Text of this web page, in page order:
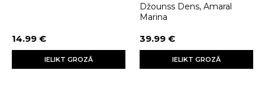
14.99 €
IELIKT GROZĀ
Džounss Dens, Amaral
Marina
39.99 €
IELIKT GROZĀ